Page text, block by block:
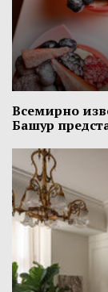
Всемирно
Башур